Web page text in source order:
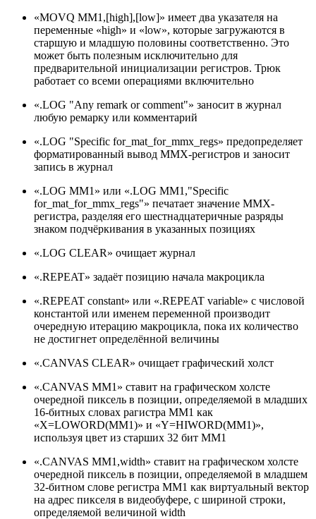
«MOVQ MM1,[high],[low]» имеет два указателя на
переменные «high» и «low», которые загружаются в
старшую и младшую половины соответственно. Это
может быть полезным исключительно для
предварительной инициализации регистров. Трюк
работает со всеми операциями включительно
«.LOG "Any remark or comment"» заносит в журнал
любую ремарку или комментарий
«.LOG "Specific for_mat_for_mmx_regs» предопределяет
форматированный вывод MMX-регистров и заносит
запись в журнал
«.LOG MM1» или «.LOG MM1,"Specific
for_mat_for_mmx_regs"» печатает значение MMX-
регистра, разделяя его шестнадцатеричные разряды
знаком подчёркивания в указанных позициях
«.LOG CLEAR» очищает журнал
«.REPEAT» задаёт позицию начала макроцикла
«.REPEAT constant» или «.REPEAT variable» с числовой
константой или именем переменной производит
очередную итерацию макроцикла, пока их количество
не достигнет определённой величины
«.CANVAS CLEAR» очищает графический холст
«.CANVAS MM1» ставит на графическом холсте
очередной пиксель в позиции, определяемой в младших
16-битных словах рагистра MM1 как
«X=LOWORD(MM1)» и «Y=HIWORD(MM1)»,
используя цвет из старших 32 бит MM1
«.CANVAS MM1,width» ставит на графическом холсте
очередной пиксель в позиции, определяемой в младшем
32-битном слове регистра MM1 как виртуальный вектор
на адрес пикселя в видеобуфере, с шириной строки,
определяемой величиной width